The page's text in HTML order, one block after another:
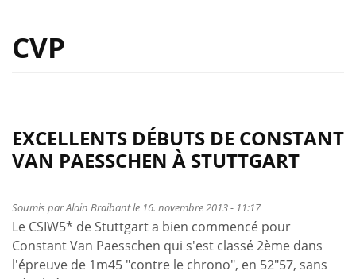
CVP
EXCELLENTS DÉBUTS DE CONSTANT
VAN PAESSCHEN À STUTTGART
Soumis parAlain Braibantle 16. novembre 2013 - 11:17
Le CSIW5* de Stuttgart a bien commencé pour
Constant Van Paesschen qui s'est classé 2ème dans
l'épreuve de 1m45 "contre le chrono", en 52"57, sans